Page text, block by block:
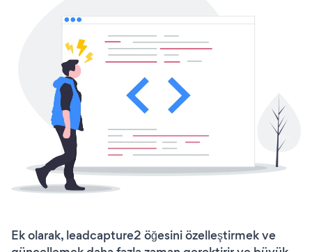
Ek olarak, leadcapture2 öğesini özelleştirmek ve